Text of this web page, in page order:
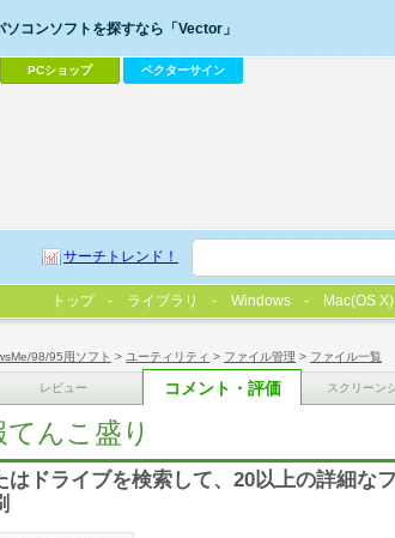
98/95用ソフト > ユーティリティ > ファイル管理 > ファイル一覧
レビュー コメント・評価 スクリーン
んこ盛り
はドライブを検索して、20以上の詳細な
ソコンソフトを探すなら「Vector」
PCショップ ベクターサイン
サーチトレンド！
トップ ライブラリ Windows Mac(OS X)